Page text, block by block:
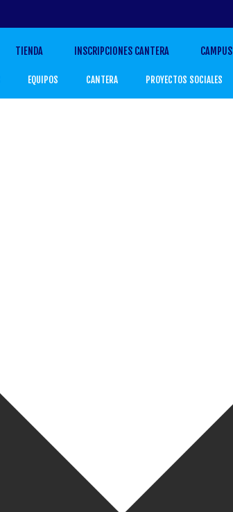
TIENDA INSCRIPCIONES CANTERA CAMPUS
EQUIPOS CANTERA PROYECTOS SOCIALES